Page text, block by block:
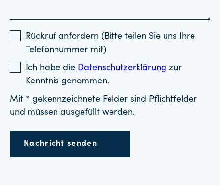
Rückruf anfordern (Bitte teilen Sie uns Ihre
Telefonnummer mit)
Ich habe die Datenschutzerklärung zur
Kenntnis genommen.
Mit * gekennzeichnete Felder sind Pflichtfelder
und müssen ausgefüllt werden.
Nachricht senden